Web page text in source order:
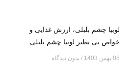
لوبیا چشم بلبلی، ارزش غذایی و
خواص بی نظیر لوبیا چشم بلبلی
08 بهمن 1403 بدون دیدگاه